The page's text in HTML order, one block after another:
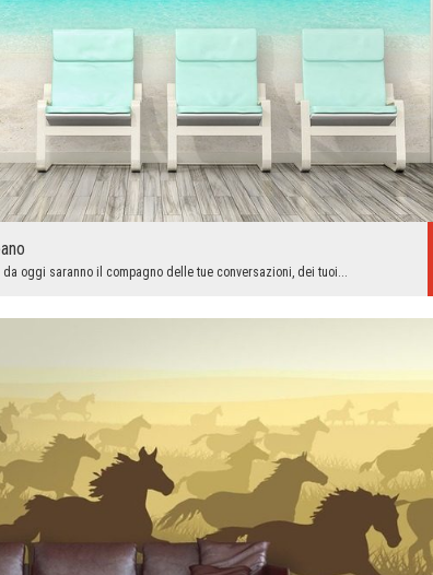
oggi saranno il compagno delle tue conversazioni, dei tuoi...